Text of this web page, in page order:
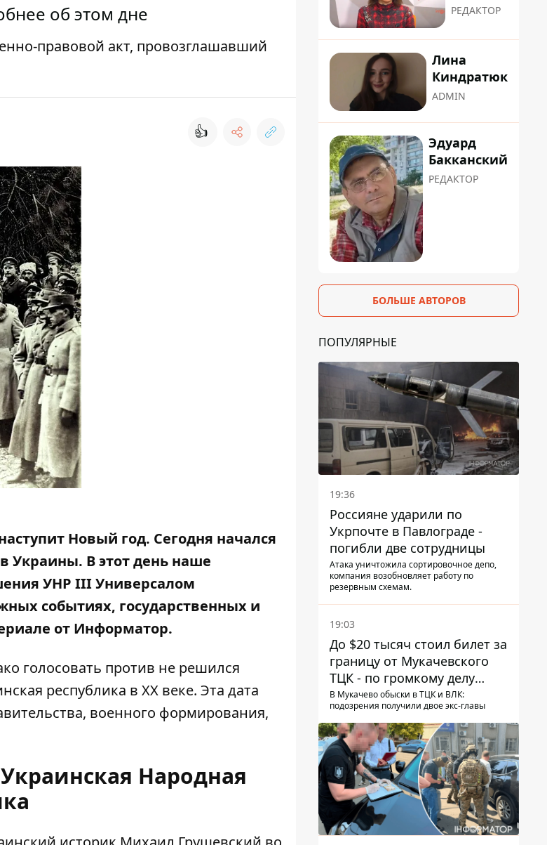
об этом дне
правовой акт, провозглашавший
👍
Новый год. Сегодня начался
Украины. В этот день наше
УНР III Универсалом
событиях, государственных и
от Информатор.
голосовать против не решился
республика в ХХ веке. Эта дата
военного формирования,
Народная
РЕДАКТОР
Лина
Киндратюк
ADMIN
Эдуард
Бакканский
РЕДАКТОР
БОЛЬШЕ АВТОРОВ
ПОПУЛЯРНЫЕ
19:36
Россияне ударили по
Укрпочте в Павлограде -
погибли две сотрудницы
Атака уничтожила сортировочное депо,
компания возобновляет работу по
резервным схемам.
19:03
До $20 тысяч стоил билет за
границу от Мукачевского
ТЦК - по громкому делу
первые подозрения
получили двое бывших
руководителей
В Мукачево обыски в ТЦК и ВЛК:
подозрения получили двое экс-главы